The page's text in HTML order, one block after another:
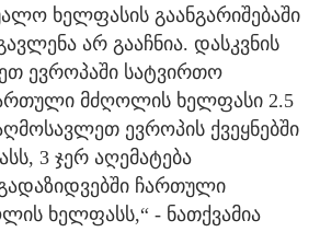
ხელფასის გაანგარიშებაში
არ გააჩნია. დასკვნის
ევროპაში სატვირთო
მძღოლის ხელფასი 2.5
ევროპის ქვეყნებში
3 ჯერ აღემატება
ჩართული
ხელფასს,“ - ნათქვამია